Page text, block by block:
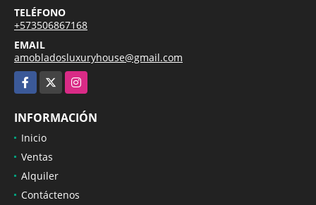
TELÉFONO
+573506867168
EMAIL
amobladosluxuryhouse@gmail.com
Facebook
Instagram
INFORMACIÓN
Inicio
Ventas
Alquiler
Contáctenos